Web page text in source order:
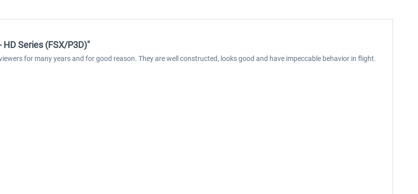
Series (FSX/P3D)"
for many years and for good reason. They are well constructed, looks good and have impeccable behavior in flight.